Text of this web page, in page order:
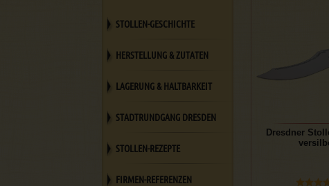
Dresdner
STOLLEN-GESCHICHTE
HERSTELLUNG & ZUTATEN
LAGERUNG & HALTBARKEIT
STADTRUNDGANG DRESDEN
STOLLEN-REZEPTE
FIRMEN-REFERENZEN